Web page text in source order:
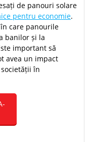
de panouri solare
pentru economie.
care panourile
banilor și la
important să
avea un impact
în